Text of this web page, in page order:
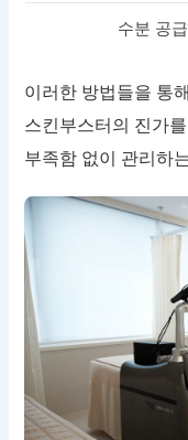
수분 공급
이러한 방법들을 통
스킨부스터의 진가
부족함 없이 관리하